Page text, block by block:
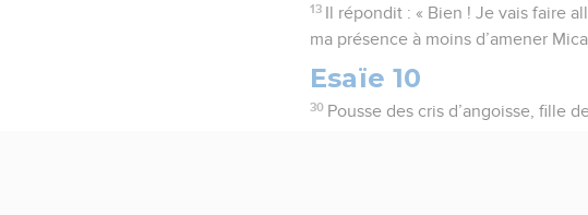
13
Il répondit : « Bien ! Je vais faire
ma présence à moins d’amener
Esaïe 10
30 Pousse des cris d’angoisse, fille